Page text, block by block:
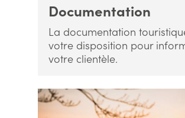
Documentation
La documentation
votre disposition pour
votre clientèle.